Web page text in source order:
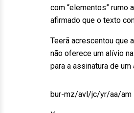
com “elementos” rumo
afirmado que o texto
Teerã acrescentou que
não oferece um alívio
para a assinatura de um
bur-mz/avl/jc/yr/aa/am